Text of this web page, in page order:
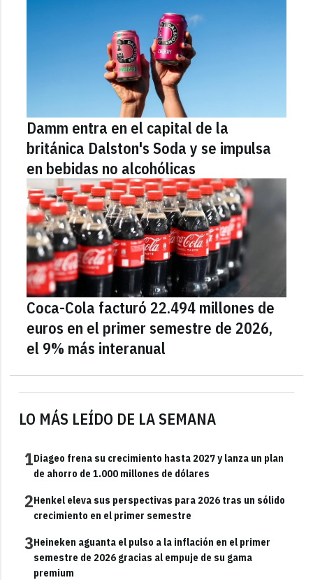
LO MÁS LEÍDO DE LA SEMANA
1Diageo frena su crecimiento hasta 2027 y lanza un plan
de ahorro de 1.000 millones de dólares
2Henkel eleva sus perspectivas para 2026 tras un sólido
crecimiento en el primer semestre
3Heineken aguanta el pulso a la inflación en el primer
semestre de 2026 gracias al empuje de su gama
premium
Damm entra en el capital de la
británica Dalston's Soda y se impulsa
en bebidas no alcohólicas
Coca-Cola facturó 22.494 millones de
euros en el primer semestre de 2026,
el 9% más interanual